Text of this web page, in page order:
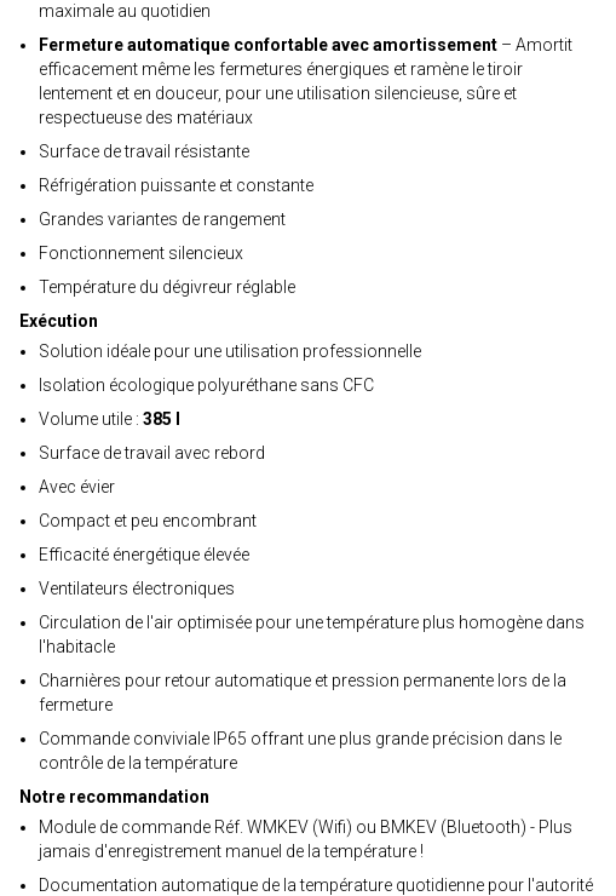
maximale au quotidien
Fermeture automatique confortable avec amortissement – Amortit
efficacement même les fermetures énergiques et ramène le tiroir
lentement et en douceur, pour une utilisation silencieuse, sûre et
respectueuse des matériaux
Surface de travail résistante
Réfrigération puissante et constante
Grandes variantes de rangement
Fonctionnement silencieux
Température du dégivreur réglable
Exécution
Solution idéale pour une utilisation professionnelle
Isolation écologique polyuréthane sans CFC
Volume utile : 385 l
Surface de travail avec rebord
Avec évier
Compact et peu encombrant
Efficacité énergétique élevée
Ventilateurs électroniques
Circulation de l'air optimisée pour une température plus homogène dans
l'habitacle
Charnières pour retour automatique et pression permanente lors de la
fermeture
Commande conviviale IP65 offrant une plus grande précision dans le
contrôle de la température
Notre recommandation
Module de commande Réf. WMKEV (Wifi) ou BMKEV (Bluetooth) - Plus
jamais d'enregistrement manuel de la température !
Documentation automatique de la température quotidienne pour l'autorité